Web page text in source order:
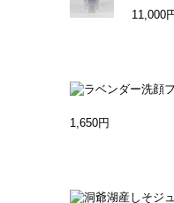
11,000
1,650円